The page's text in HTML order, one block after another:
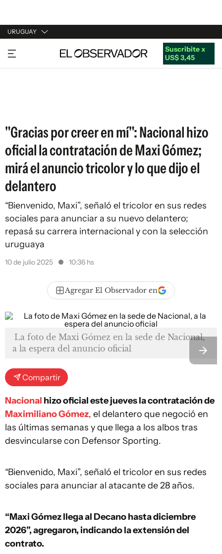
URUGUAY
URUGUAY
ARGENTINA
Suscribite x
US$ 3,45
"Gracias por creer en mí": Nacional hizo
oficial la contratación de Maxi Gómez;
mirá el anuncio tricolor y lo que dijo el
delantero
“Bienvenido, Maxi”, señaló el tricolor en sus redes
sociales para anunciar a su nuevo delantero;
repasá su carrera internacional y con la selección
uruguaya
10 de julio 2025 10:36 hs
Agregar El Observador en
La foto de Maxi Gómez en la sede de Nacional,
a la espera del anuncio oficial
Compartir
Nacional hizo oficial este jueves la contratación de
Maximiliano Gómez, el delantero que negoció en
las últimas semanas y que llega a los albos tras
desvincularse con Defensor Sporting.
“Bienvenido, Maxi”, señaló el tricolor en sus redes
sociales para anunciar al atacante de 28 años.
“Maxi Gómez llega al Decano hasta diciembre
2026”, agregaron, indicando la extensión del
contrato.